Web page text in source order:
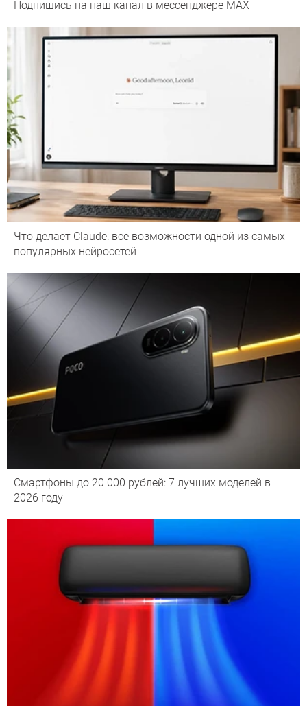
Подпишись на наш канал в мессенджере МАХ
Что делает Сlaude: все возможности одной из самых
популярных нейросетей
Смартфоны до 20 000 рублей: 7 лучших моделей в
2026 году